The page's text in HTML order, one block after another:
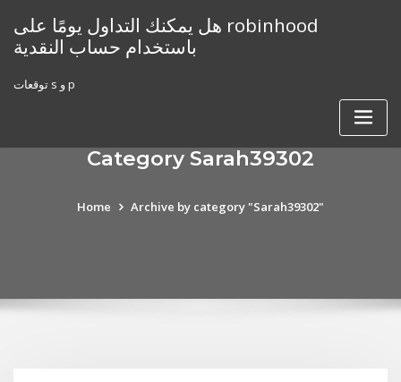
content
هل يمكنك التداول يومًا على robinhood
باستخدام حساب النقدية
توقعات s و p
Category Sarah39302
Home Archive by category "Sarah39302"